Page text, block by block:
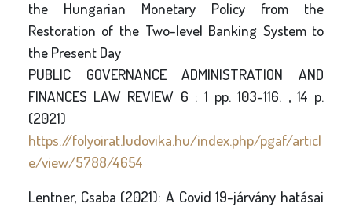
the Hungarian Monetary Policy from the
Restoration of the Two-level Banking System to
the Present Day
PUBLIC GOVERNANCE ADMINISTRATION AND
FINANCES LAW REVIEW 6 : 1 pp. 103-116. , 14 p.
(2021)
https://folyoirat.ludovika.hu/index.php/pgaf/articl
e/view/5788/4654
Lentner, Csaba (2021): A Covid 19-járvány hatásai